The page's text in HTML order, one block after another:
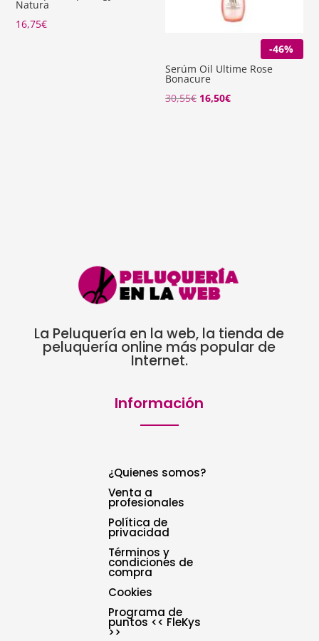
Natura
16,75€
-46%
Serúm Oil Ultime Rose
Bonacure
30,55€ El
16,50€El
La Peluquería en la web, la tienda de
peluquería online más popular de
Internet.
Información
¿Quienes somos?
Venta a
profesionales
Política de
privacidad
Términos y
condiciones de
compra
Cookies
Programa de
puntos << FleKys
>>